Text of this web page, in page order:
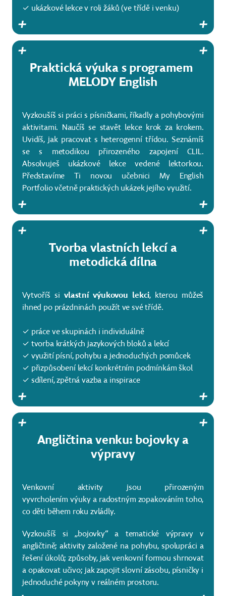
✓ ukázkové lekce v roli žáků (ve třídě i venku)
Praktická výuka s programem
MELODY English
Vyzkoušíš si práci s písničkami, říkadly a pohybovými
aktivitami. Naučíš se stavět lekce krok za krokem.
Uvidíš, jak pracovat s heterogenní třídou. Seznámíš
se s metodikou přirozeného zapojení CLIL.
Absolvuješ ukázkové lekce vedené lektorkou.
Představíme Ti novou učebnici My English
Portfolio včetně praktických ukázek jejího využití.
Tvorba vlastních lekcí a
metodická dílna
Vytvoříš sivlastní výukovou lekci, kterou můžeš
ihned po prázdninách použít ve své třídě.
✓ práce ve skupinách i individuálně
✓ tvorba krátkých jazykových bloků a lekcí
✓ využití písní, pohybu a jednoduchých pomůcek
✓ přizpůsobení lekcí konkrétním podmínkám škol
✓ sdílení, zpětná vazba a inspirace
Angličtina venku: bojovky a
výpravy
Venkovní aktivity jsou přirozeným
vyvrcholením výuky a radostným zopakováním toho,
co děti během roku zvládly.
Vyzkoušíš si „bojovky“ a tematické výpravy v
angličtině; aktivity založené na pohybu, spolupráci a
řešení úkolů; způsoby, jak venkovní formou shrnovat
a opakovat učivo; jak zapojit slovní zásobu, písničky i
jednoduché pokyny v reálném prostoru.